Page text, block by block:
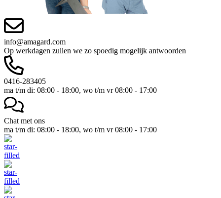
info@amagard.com
Op werkdagen zullen we zo spoedig mogelijk antwoorden
0416-283405
ma t/m di: 08:00 - 18:00, wo t/m vr 08:00 - 17:00
Chat met ons
ma t/m di: 08:00 - 18:00, wo t/m vr 08:00 - 17:00